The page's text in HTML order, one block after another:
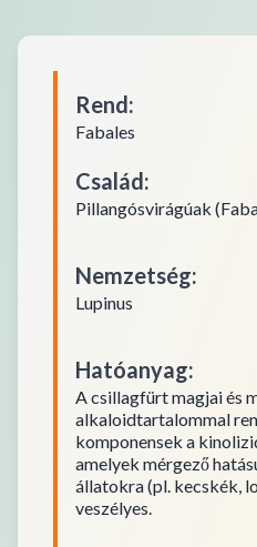
Rend:
Fabales
Család:
Pillangósvirágúak
Nemzetség:
Lupinus
Hatóanyag:
A csillagfürt magjai és
alkaloidtartalommal
komponensek a
amelyek mérgező
állatokra (pl. kecskék,
veszélyes.